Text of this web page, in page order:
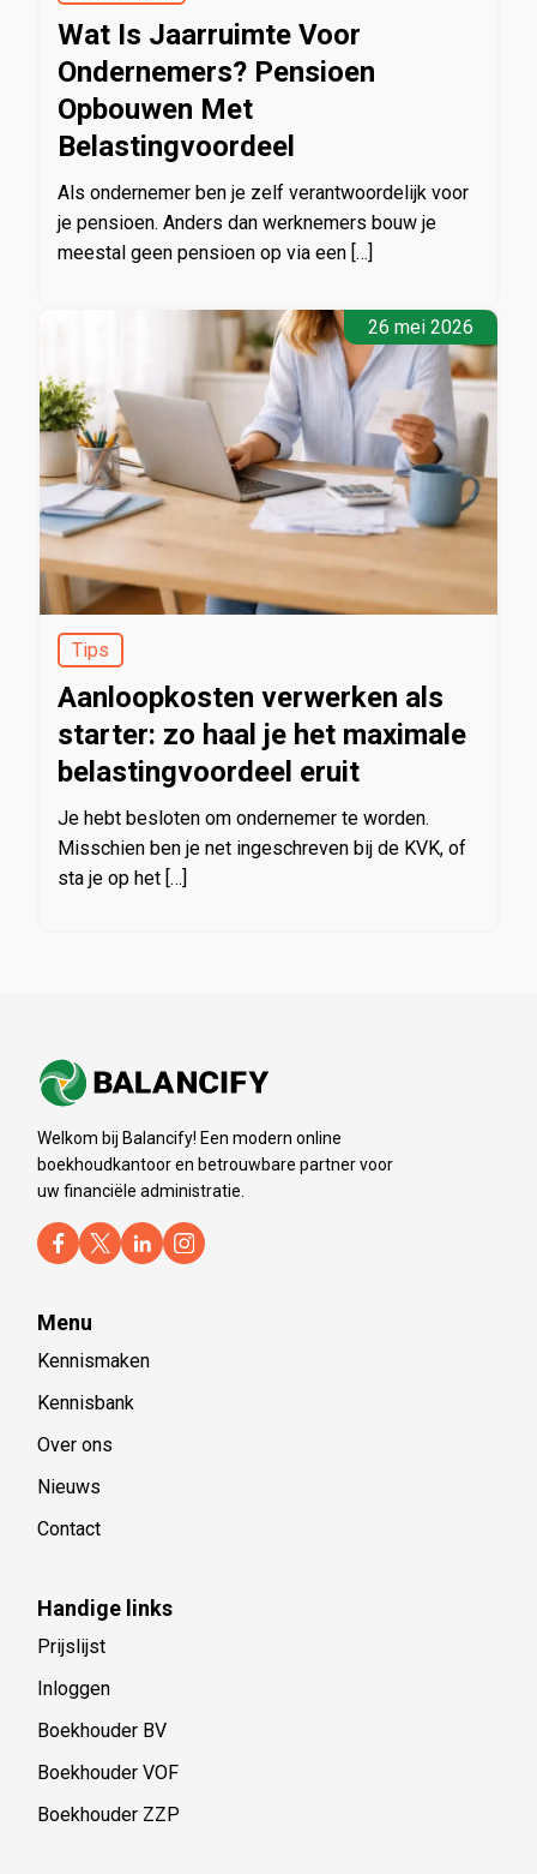
Wat Is Jaarruimte Voor
Ondernemers? Pensioen
Opbouwen Met
Belastingvoordeel
Als ondernemer ben je zelf verantwoordelijk voor
je pensioen. Anders dan werknemers bouw je
meestal geen pensioen op via een […]
26 mei 2026
Tips
Aanloopkosten verwerken als
starter: zo haal je het maximale
belastingvoordeel eruit
Je hebt besloten om ondernemer te worden.
Misschien ben je net ingeschreven bij de KVK, of
sta je op het […]
Welkom bij Balancify! Een modern online
boekhoudkantoor en betrouwbare partner voor
uw financiële administratie.
Menu
Kennismaken
Kennisbank
Over ons
Nieuws
Contact
Handige links
Prijslijst
Inloggen
Boekhouder BV
Boekhouder VOF
Boekhouder ZZP